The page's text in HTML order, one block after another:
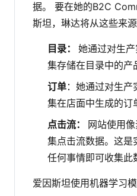
据。
要在她的B2C
斯坦，琳达将从这些来源
目录： 她通过对生
集存储在目录中的产
订单：她通过对生
集在店面中生成的订
点击流： 网站使用
集点击流数据。这
任何事情即可收集此
爱因斯坦使用机器学习模